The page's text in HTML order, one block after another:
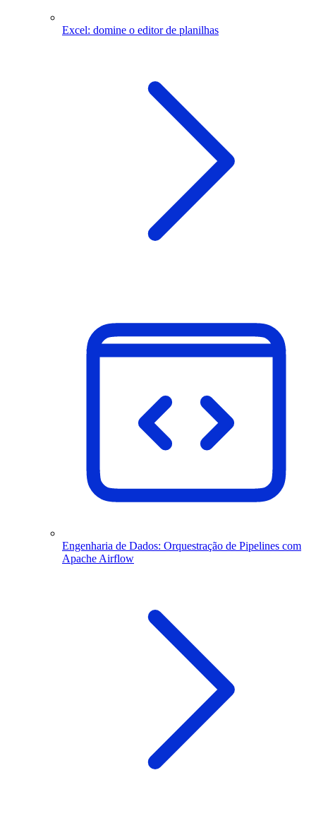
Excel: domine o editor de planilhas
Engenharia de Dados: Orquestração de Pipelines com
Apache Airflow